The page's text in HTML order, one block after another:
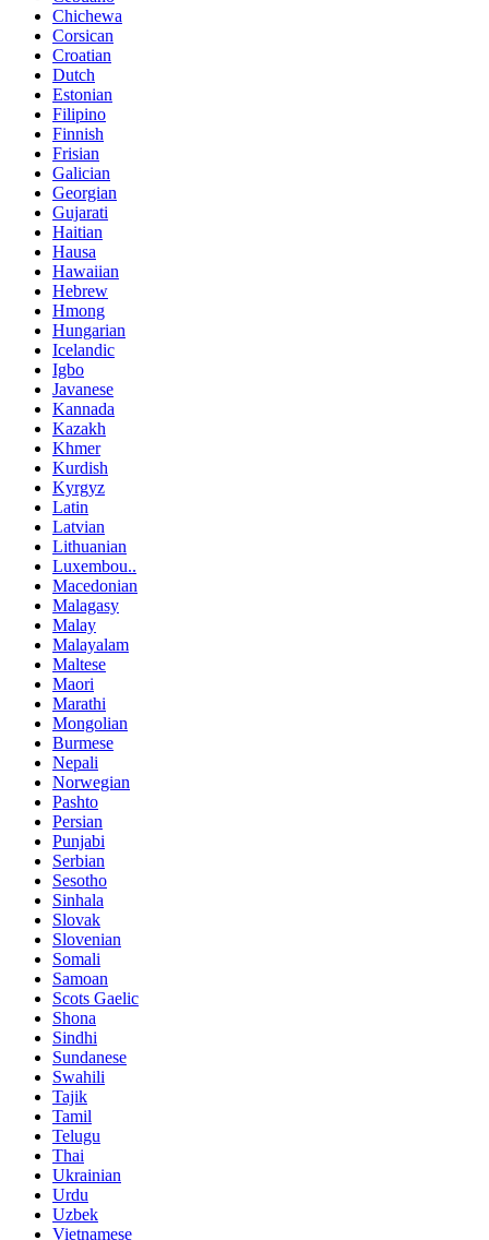
Chichewa
Corsican
Croatian
Dutch
Estonian
Filipino
Finnish
Frisian
Galician
Georgian
Gujarati
Haitian
Hausa
Hawaiian
Hebrew
Hmong
Hungarian
Icelandic
Igbo
Javanese
Kannada
Kazakh
Khmer
Kurdish
Kyrgyz
Latin
Latvian
Lithuanian
Luxembou..
Macedonian
Malagasy
Malay
Malayalam
Maltese
Maori
Marathi
Mongolian
Burmese
Nepali
Norwegian
Pashto
Persian
Punjabi
Serbian
Sesotho
Sinhala
Slovak
Slovenian
Somali
Samoan
Scots Gaelic
Shona
Sindhi
Sundanese
Swahili
Tajik
Tamil
Telugu
Thai
Ukrainian
Urdu
Uzbek
Vietnamese